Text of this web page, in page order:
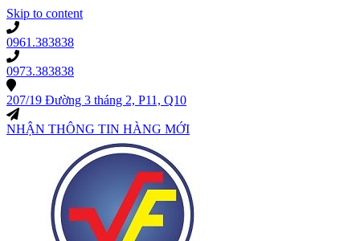
Skip to content
0961.383838
0973.383838
207/19 Đường 3 tháng 2, P11, Q10
NHẬN THÔNG TIN HÀNG MỚI